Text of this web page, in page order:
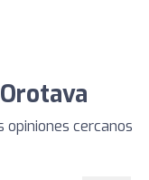
cercanos